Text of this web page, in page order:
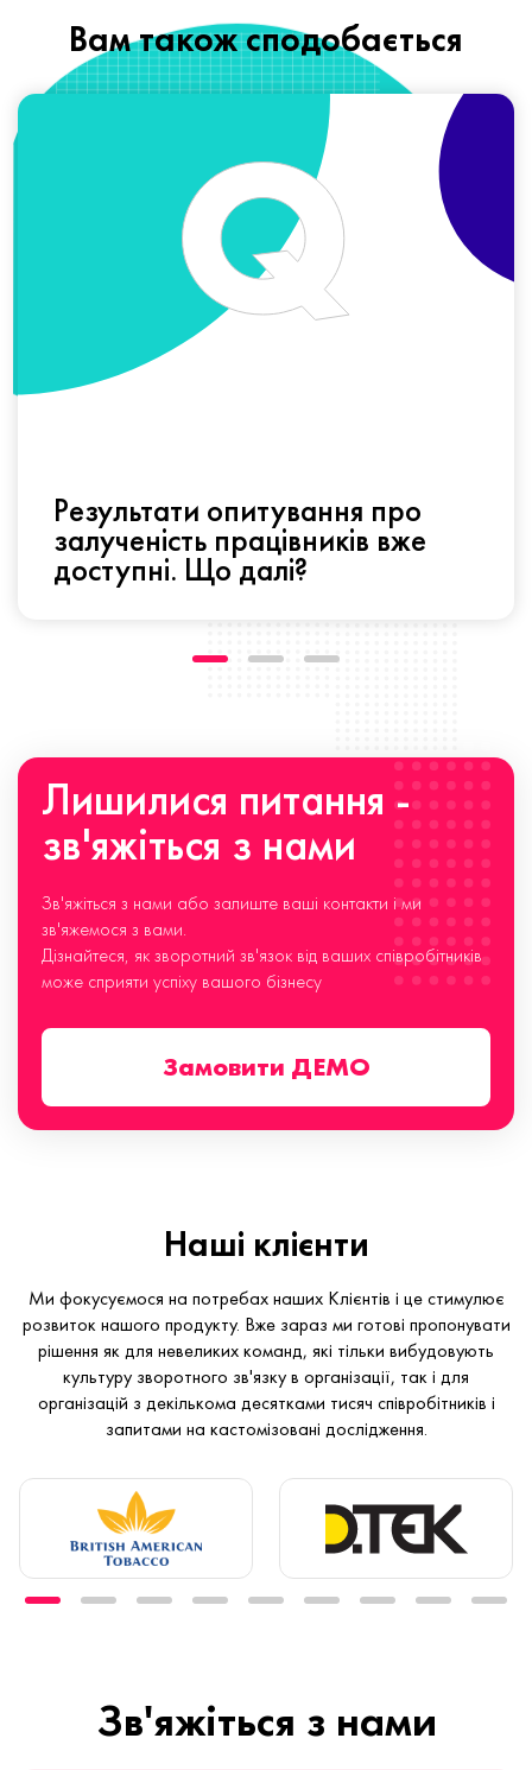
Вам також сподобається
Результати опитування про
залученість працівників вже
доступні. Що далі?
Лишилися питання -
зв'яжіться з нами
Зв'яжіться з нами або залиште ваші контакти і ми
зв'яжемося з вами.
Дізнайтеся, як зворотний зв'язок від ваших співробітників
може сприяти успіху вашого бізнесу
Замовити ДЕМО
Наші клієнти
Ми фокусуємося на потребах наших Клієнтів і це стимулює
розвиток нашого продукту. Вже зараз ми готові пропонувати
рішення як для невеликих команд, які тільки вибудовують
культуру зворотного зв'язку в організації, так і для
організацій з декількома десятками тисяч співробітників і
запитами на кастомізовані дослідження.
Зв'яжіться з нами